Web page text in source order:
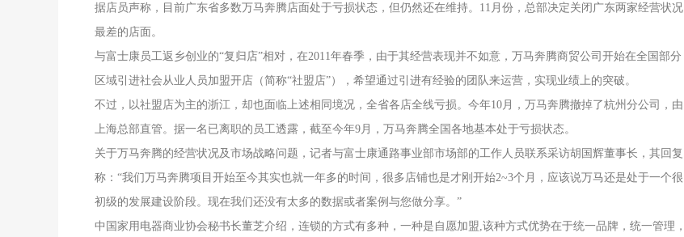
据店员声称，目前广东省多数万马奔腾店面处于亏损状态，但仍然还在维持。11月份，总部决定关闭广东两家经营状况
最差的店面。
与富士康员工返乡创业的“复归店”相对，在2011年春季，由于其经营表现并不如意，万马奔腾商贸公司开始在全国部分
区域引进社会从业人员加盟开店（简称“社盟店”），希望通过引进有经验的团队来运营，实现业绩上的突破。
不过，以社盟店为主的浙江，却也面临上述相同境况，全省各店全线亏损。今年10月，万马奔腾撤掉了杭州分公司，由
上海总部直管。据一名已离职的员工透露，截至今年9月，万马奔腾全国各地基本处于亏损状态。
关于万马奔腾的经营状况及市场战略问题，记者与富士康通路事业部市场部的工作人员联系采访胡国辉董事长，其回复
称：“我们万马奔腾项目开始至今其实也就一年多的时间，很多店铺也是才刚开始2~3个月，应该说万马还是处于一个很
初级的发展建设阶段。现在我们还没有太多的数据或者案例与您做分享。”
中国家用电器商业协会秘书长董芝介绍，连锁的方式有多种，一种是自愿加盟,该种方式优势在于统一品牌，统一管理，